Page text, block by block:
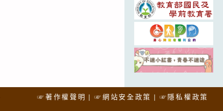
☞著作權聲明 ☞網站安全政策 ☞隱私權政策